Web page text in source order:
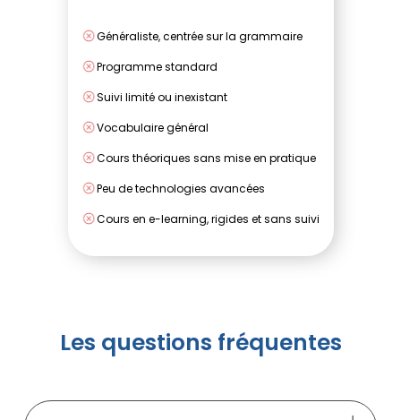
Généraliste, centrée sur la grammaire
Programme standard
Suivi limité ou inexistant
Vocabulaire général
Cours théoriques sans mise en pratique
Peu de technologies avancées
Cours en e-learning, rigides et sans suivi
Les questions fréquentes